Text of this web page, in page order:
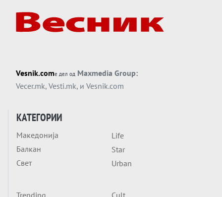
Вечер тема
Трамп тврди дека повторно „разговара“
Вечер тема
ДЛАБОКО УДОЛУ: Сметководствените
трикови што го соборија ЕНРОН ги
Вечер тема
Блискиот Исток со украинското бојно
Vesnik.comе дел од Maxmedia Group:
Vecer.mk, Vesti.mk, и Vesnik.com
КАТЕГОРИИ
Македонија
Балкан
Свет
Life
Star
Urban
Trending
Cult